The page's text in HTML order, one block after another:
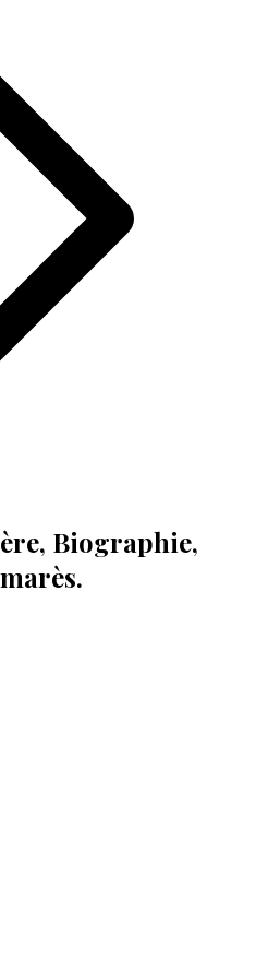
Biographie,